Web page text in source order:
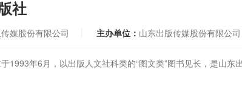
社
媒股份有限公司 主办单位： 山东出版传媒股份有限公司
1993年6月，以出版人文社科类的“图文类”图书见长，是山